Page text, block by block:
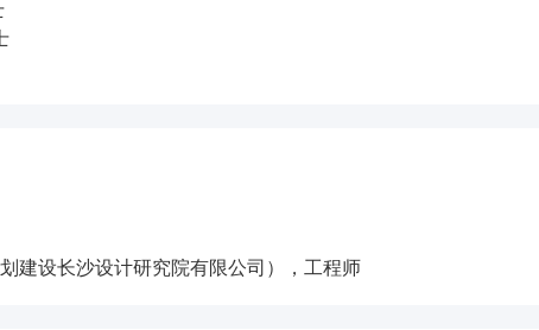
建设长沙设计研究院有限公司），工程师